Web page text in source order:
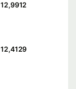
12,9912
12,4129